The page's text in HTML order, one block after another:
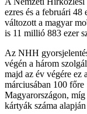
ezres és a februári 48
változott a magyar
is 11 millió 883 ezer
Az NHH
végén a három
majd az év végére ez
márciusában 100
Magyarországon, míg
kártyák száma